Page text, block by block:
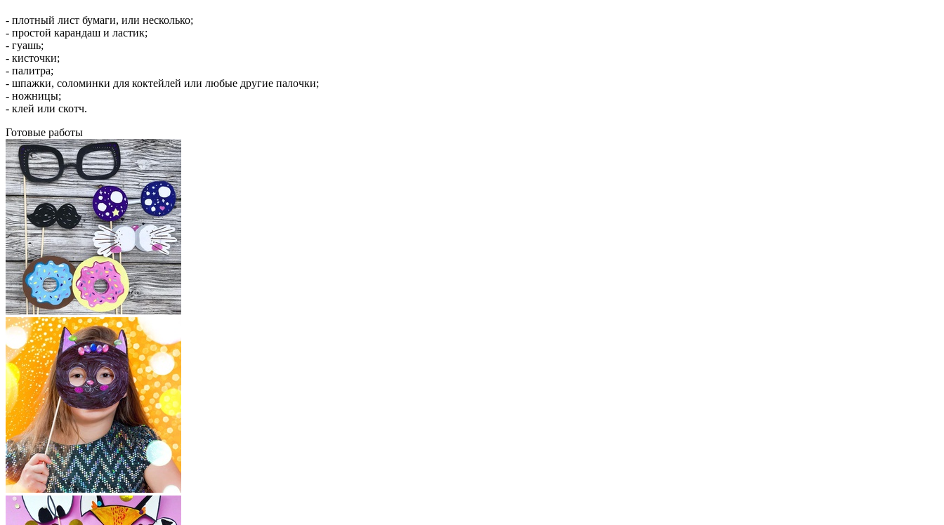
- плотный лист бумаги, или несколько;
- простой карандаш и ластик;
- гуашь;
- кисточки;
- палитра;
- шпажки, соломинки для коктейлей или любые другие палочки;
- ножницы;
- клей или скотч.
Готовые работы